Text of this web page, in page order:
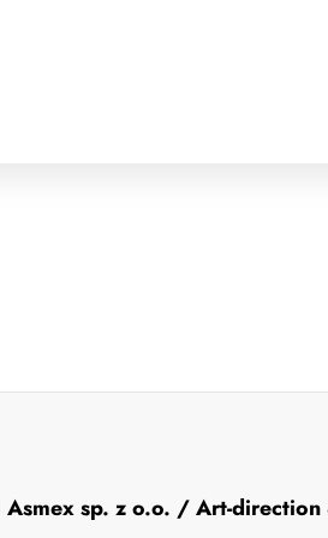
Asmex sp. z o.o. / Art-direction